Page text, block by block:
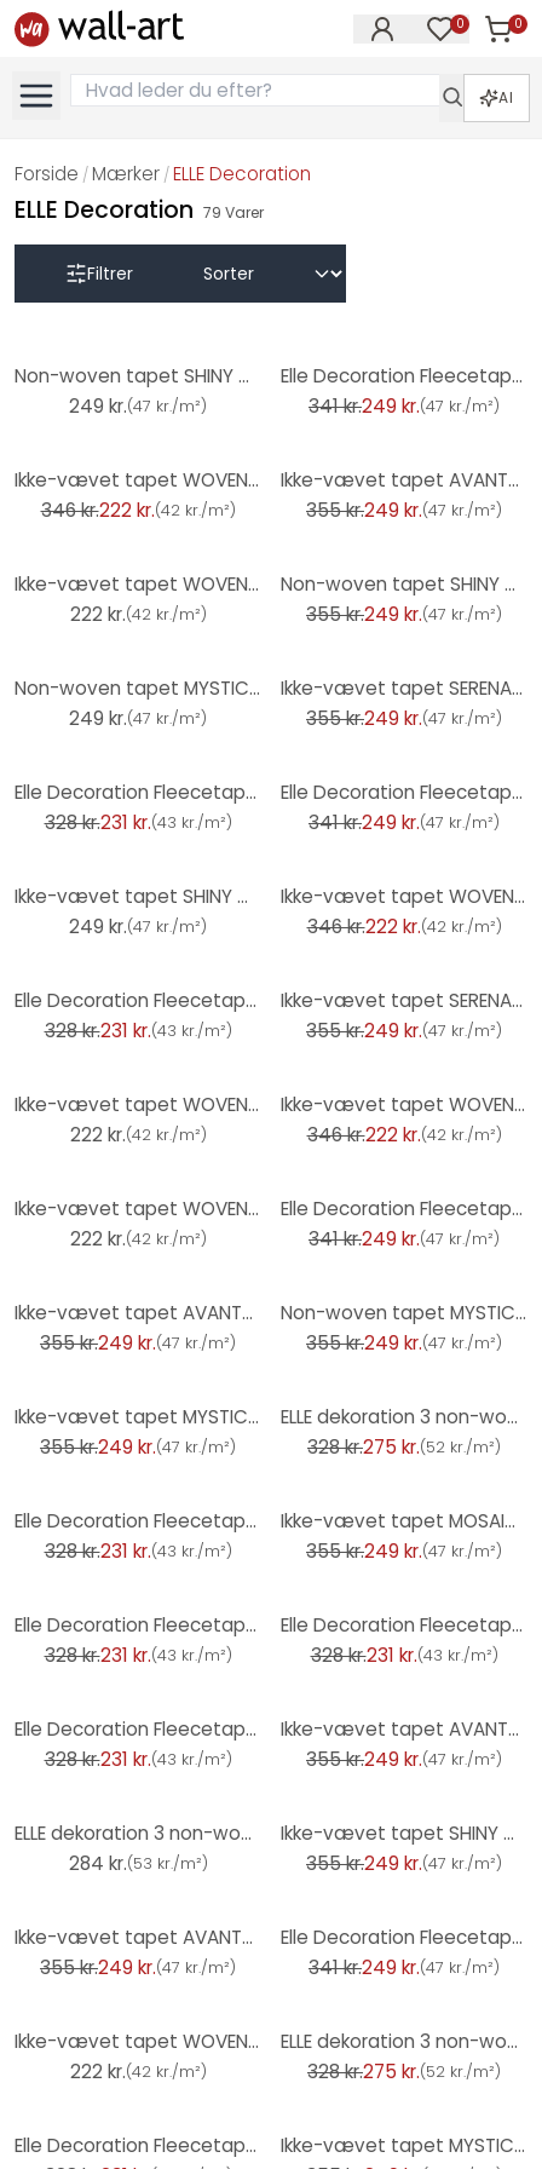
0 0
Varer
AI
Forside / Mærker /ELLE Decoration
ELLE Decoration 79 Varer
Filtrer
Non-woven tapet SHINY CONCRETE Elle Decoration 4, blå
249 kr.(47 kr./m²)
Elle Decoration Fleecetapet Guld
341 kr.249 kr.(47 kr./m²)
Ikke-vævet tapet WOVEN Elle Decoration 4, beige
346 kr.222 kr.(42 kr./m²)
Ikke-vævet tapet AVANTGARDE Elle Decoration 4, benzin
355 kr.249 kr.(47 kr./m²)
Ikke-vævet tapet WOVEN Elle Decoration 4, blå
222 kr.(42 kr./m²)
Non-woven tapet SHINY CONCRETE Elle Decoration 4, okkerfarvet
355 kr.249 kr.(47 kr./m²)
Non-woven tapet MYSTIC SPELL Elle Decoration 4, lysegrå
249 kr.(47 kr./m²)
Ikke-vævet tapet SERENADE Elle Decoration 4, terracotta
355 kr.249 kr.(47 kr./m²)
Elle Decoration Fleecetapet Hvid
328 kr.231 kr.(43 kr./m²)
Elle Decoration Fleecetapet Rosa
341 kr.249 kr.(47 kr./m²)
Ikke-vævet tapet SHINY CONCRETE Elle Decoration 4, beige
249 kr.(47 kr./m²)
Ikke-vævet tapet WOVEN Elle Decoration 4, hvid
346 kr.222 kr.(42 kr./m²)
Elle Decoration Fleecetapet Turkis
328 kr.231 kr.(43 kr./m²)
Ikke-vævet tapet SERENADE Elle Decoration 4, benzin
355 kr.249 kr.(47 kr./m²)
Ikke-vævet tapet WOVEN Elle Decoration 4, creme
222 kr.(42 kr./m²)
Ikke-vævet tapet WOVEN Elle Decoration 4, guld
346 kr.222 kr.(42 kr./m²)
Ikke-vævet tapet WOVEN Elle Decoration 4, lys taupe
222 kr.(42 kr./m²)
Elle Decoration Fleecetapet Lysegrå
341 kr.249 kr.(47 kr./m²)
Ikke-vævet tapet AVANTGARDE Elle Decoration 4, blå
355 kr.249 kr.(47 kr./m²)
Non-woven tapet MYSTIC SPELL Elle Decoration 4, benzin
355 kr.249 kr.(47 kr./m²)
Ikke-vævet tapet MYSTIC SPELL Elle Decoration 4, taupe
355 kr.249 kr.(47 kr./m²)
ELLE dekoration 3 non-woven tapet grå
328 kr.275 kr.(52 kr./m²)
Elle Decoration Fleecetapet Beige
328 kr.231 kr.(43 kr./m²)
Ikke-vævet tapet MOSAIQUE Elle Decoration 4, taupe
355 kr.249 kr.(47 kr./m²)
Elle Decoration Fleecetapet Guld
328 kr.231 kr.(43 kr./m²)
Elle Decoration Fleecetapet Sort
328 kr.231 kr.(43 kr./m²)
Elle Decoration Fleecetapet Grå
328 kr.231 kr.(43 kr./m²)
Ikke-vævet tapet AVANTGARDE Elle Decoration 4, creme
355 kr.249 kr.(47 kr./m²)
ELLE dekoration 3 non-woven tapet grøn
284 kr.(53 kr./m²)
Ikke-vævet tapet SHINY CONCRETE Elle Decoration 4, taupe
355 kr.249 kr.(47 kr./m²)
Ikke-vævet tapet AVANTGARDE Elle Decoration 4, guld
355 kr.249 kr.(47 kr./m²)
Elle Decoration Fleecetapet Antracitgrå
341 kr.249 kr.(47 kr./m²)
Ikke-vævet tapet WOVEN Elle Decoration 4, grøn
222 kr.(42 kr./m²)
ELLE dekoration 3 non-woven tapet beige
328 kr.275 kr.(52 kr./m²)
Elle Decoration Fleecetapet Taupe
Ikke-vævet tapet MYSTIC SPELL Elle Decoration 4, terracotta